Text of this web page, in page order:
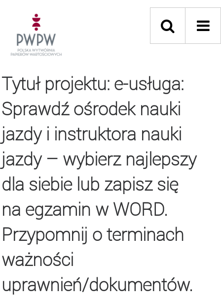
Tytuł projektu: e-usługa:
Sprawdź ośrodek nauki
jazdy i instruktora nauki
jazdy – wybierz najlepszy
dla siebie lub zapisz się
na egzamin w WORD.
Przypomnij o terminach
ważności
uprawnień/dokumentów.